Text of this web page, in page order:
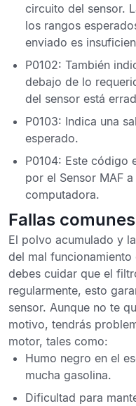
circuito del sensor.
los rangos
enviado es
P0102: También
debajo de lo
del sensor está
P0103: Indica una
esperado.
P0104: Este código
por el Sensor MAF
computadora.
Fallas
El polvo acumulado y
del mal funcionamiento
debes cuidar que el
regularmente, esto
sensor. Aunque no te
motivo, tendrás
motor, tales como:
Humo negro en el
mucha gasolina.
Dificultad para